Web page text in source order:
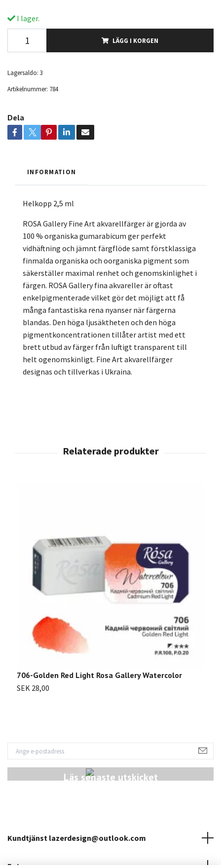
Läs senaste utskicket
I lager.
LÄGG I KORGEN
Lagersaldo: 3
Artikelnummer: 784
Dela
INFORMATION
Helkopp 2,5 ml
ROSA Gallery Fine Art akvarellfärger är gjorda av
100 % organiska gumarabicum ger perfekt
vidhäftning och jämnt färgflöde samt förstklassiga
finmalda organiska och oorganiska pigment som
säkerställer maximal renhet och genomskinlighet i
färgen. ROSA Gallery fina akvareller är oftast
enkelpigmenterade vilket gör det möjligt att få
många fantastiska rena nyanser när färgerna
blandas. Den höga ljusäktheten och den höga
pigmentkoncentrationen tillåter artist med ett
brett utbud av färger från luftigt transparent till
helt ogenomskinligt. Fine Art akvarellfärger
designas och tillverkas i Ukraina.
706-Golden Red Light Rosa Gallery Watercolor
SEK 28,00
Kundtjänst lazerdesign@outlook.com